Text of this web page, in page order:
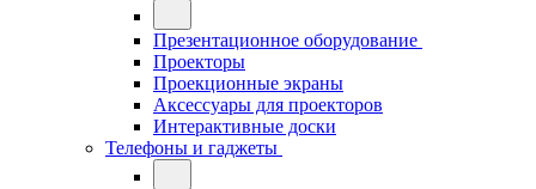
Презентационное оборудование
Проекторы
Проекционные экраны
Аксессуары для проекторов
Интерактивные доски
Телефоны и гаджеты